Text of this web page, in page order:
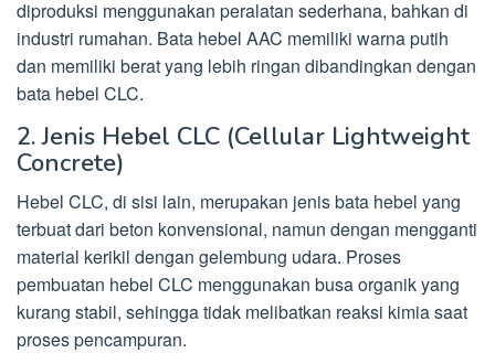
diproduksi menggunakan peralatan sederhana, bahkan di
industri rumahan. Bata hebel AAC memiliki warna putih
dan memiliki berat yang lebih ringan dibandingkan dengan
bata hebel CLC.
2. Jenis Hebel CLC (Cellular Lightweight
Concrete)
Hebel CLC, di sisi lain, merupakan jenis bata hebel yang
terbuat dari beton konvensional, namun dengan mengganti
material kerikil dengan gelembung udara. Proses
pembuatan hebel CLC menggunakan busa organik yang
kurang stabil, sehingga tidak melibatkan reaksi kimia saat
proses pencampuran.